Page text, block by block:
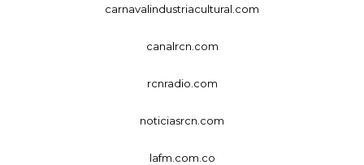
carnavalindustriacultural.com
canalrcn.com
rcnradio.com
noticiasrcn.com
lafm.com.co